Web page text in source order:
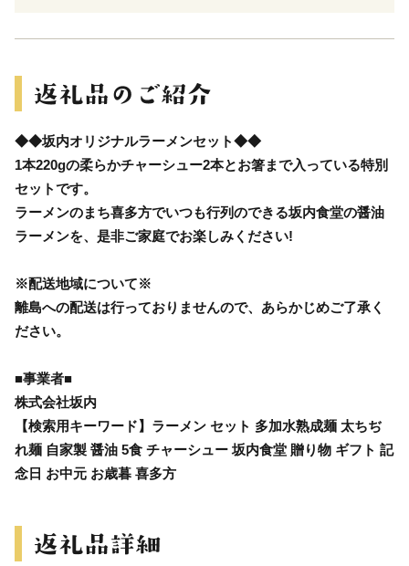
◆◆坂内オリジナルラーメンセット◆◆
1本220gの柔らかチャーシュー2本とお箸まで入っている特別
セットです。
ラーメンのまち喜多方でいつも行列のできる坂内食堂の醤油
ラーメンを、是非ご家庭でお楽しみください!
※配送地域について※
離島への配送は行っておりませんので、あらかじめご了承く
ださい。
■事業者■
株式会社坂内
【検索用キーワード】ラーメン セット 多加水熟成麺 太ちぢ
れ麺 自家製 醤油 5食 チャーシュー 坂内食堂 贈り物 ギフト 記
念日 お中元 お歳暮 喜多方